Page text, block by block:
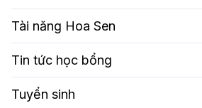
Tài năng Hoa Sen
Tin tức học bổng
Tuyển sinh